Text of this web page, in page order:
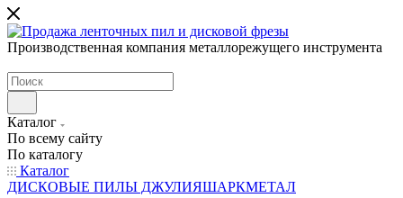
Производственная компания металлорежущего инструмента
Каталог
По всему сайту
По каталогу
Каталог
ДИСКОВЫЕ ПИЛЫ ДЖУЛИЯШАРКМЕТАЛ